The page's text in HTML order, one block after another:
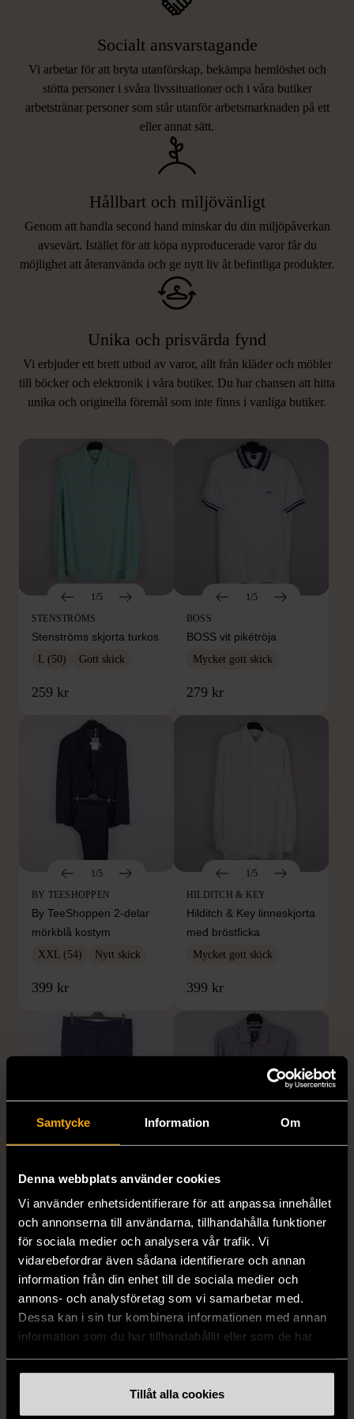
Samtycke Information Om
Denna webbplats använder cookies
Vi använder enhetsidentifierare för att anpassa innehållet
och annonserna till användarna, tillhandahålla funktioner
för sociala medier och analysera vår trafik. Vi
vidarebefordrar även sådana identifierare och annan
information från din enhet till de sociala medier och
annons- och analysföretag som vi samarbetar med.
Dessa kan i sin tur kombinera informationen med annan
information som du har tillhandahållit eller som de har
Tillåt alla cookies
Socialt ansvarstagande
Vi arbetar för att bryta utanförskap, bekämpa hemlöshet och
stötta personer i svåra livssituationer och i våra butiker
arbetstränar personer som står utanför arbetsmarknaden på ett
eller annat sätt.
Hållbart och miljövänligt
Genom att handla second hand minskar du din miljöpåverkan
avsevärt. Istället för att köpa nyproducerade varor får du
möjlighet att återanvända och ge nytt liv åt befintliga produkter.
Unika och prisvärda fynd
Vi erbjuder ett brett utbud av varor, allt från kläder och möbler
till böcker och elektronik i våra butiker. Du har chansen att hitta
unika och originella föremål som inte finns i vanliga butiker.
LIKNANDE PRODUKTER
Hitta produkter som påminner om denna
1/5
STENSTRÖMS
Stenströms skjorta turkos
L (50) Gott skick
259 kr
1/5
BOSS
BOSS vit pikétröja
Mycket gott skick
279 kr
1/5
BY TEESHOPPEN
By TeeShoppen 2-delar
mörkblå kostym
XXL (54) Nytt skick
399 kr
1/5
HILDITCH & KEY
Hilditch & Key linneskjorta
med bröstficka
Mycket gott skick
399 kr
Dressmann -
Kostymbyxor med
pressveck
Gott skick
159 kr
Bondelid - Randig skjorta
- Blå vit
XL (52)
199 kr